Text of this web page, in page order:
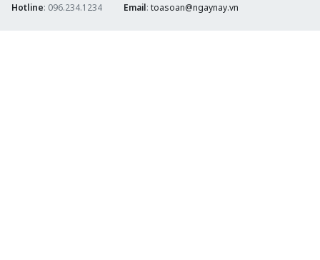
Hotline: 096.234.1234 Email: toasoan@ngaynay.vn